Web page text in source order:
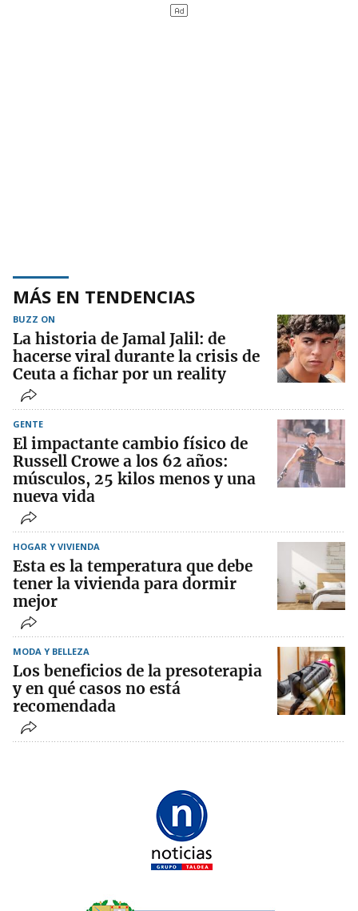
MÁS EN TENDENCIAS
BUZZ ON
La historia de Jamal Jalil: de
hacerse viral durante la crisis de
Ceuta a fichar por un reality
GENTE
El impactante cambio físico de
Russell Crowe a los 62 años:
músculos, 25 kilos menos y una
nueva vida
HOGAR Y VIVIENDA
Esta es la temperatura que debe
tener la vivienda para dormir
mejor
MODA Y BELLEZA
Los beneficios de la presoterapia
y en qué casos no está
recomendada